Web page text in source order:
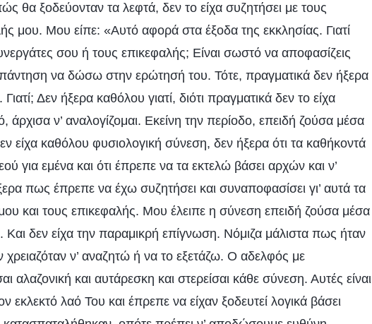
θα ξοδεύονταν τα λεφτά, δεν το είχα συζητήσει με τους
μου. Μου είπε: «Αυτό αφορά στα έξοδα της εκκλησίας. Γιατί
σου ή τους επικεφαλής; Είναι σωστό να αποφασίζεις
να δώσω στην ερώτησή του. Τότε, πραγματικά δεν ήξερα
Δεν ήξερα καθόλου γιατί, διότι πραγματικά δεν το είχα
ν’ αναλογίζομαι. Εκείνη την περίοδο, επειδή ζούσα μέσα
είχα καθόλου φυσιολογική σύνεση, δεν ήξερα ότι τα καθήκοντά
για εμένα και ότι έπρεπε να τα εκτελώ βάσει αρχών και ν’
πως έπρεπε να έχω συζητήσει και συναποφασίσει γι’ αυτά τα
και τους επικεφαλής. Μου έλειπε η σύνεση επειδή ζούσα μέσα
Και δεν είχα την παραμικρή επίγνωση. Νόμιζα μάλιστα πως ήταν
χρειαζόταν ν’ αναζητώ ή να το εξετάζω. Ο αδελφός με
αλαζονική και αυτάρεσκη και στερείσαι κάθε σύνεση. Αυτές είναι
λαό Του και έπρεπε να είχαν ξοδευτεί λογικά βάσει